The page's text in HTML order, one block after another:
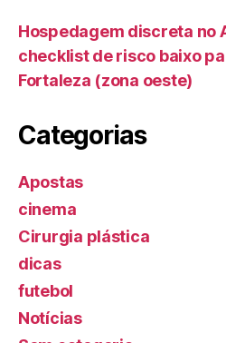
Hospedagem discreta no
checklist de risco baixo
Fortaleza (zona oeste)
Categorias
Apostas
cinema
Cirurgia plástica
dicas
futebol
Notícias